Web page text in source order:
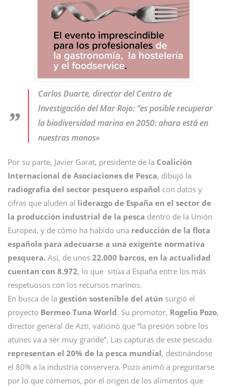
Carlos Duarte, director del Centro de
Investigación del Mar Rojo: “es posible recuperar
la biodiversidad marina en 2050: ahora está en
nuestras manos»
Por su parte, Javier Garat, presidente de la Coalición
Internacional de Asociaciones de Pesca, dibujó la
radiografía del sector pesquero español con datos y
cifras que aluden al liderazgo de España en el sector de
la producción industrial de la pesca dentro de la Unión
Europea, y de cómo ha habido una reducción de la flota
española para adecuarse a una exigente normativa
pesquera. Así, de unos 22.000 barcos, en la actualidad
cuentan con 8.972, lo que sitúa a España entre los más
respetuosos con los recursos marinos.
En busca de la gestión sostenible del atún surgió el
proyecto Bermeo Tuna World. Su promotor, Rogelio Pozo,
director general de Azti, vaticinó que “la presión sobre los
atunes va a ser muy grande”. Las capturas de este pescado
representan el 20% de la pesca mundial, destinándose
el 80% a la industria conservera. Pozo animó a preguntarse
por lo que comemos, por el origen de los alimentos que